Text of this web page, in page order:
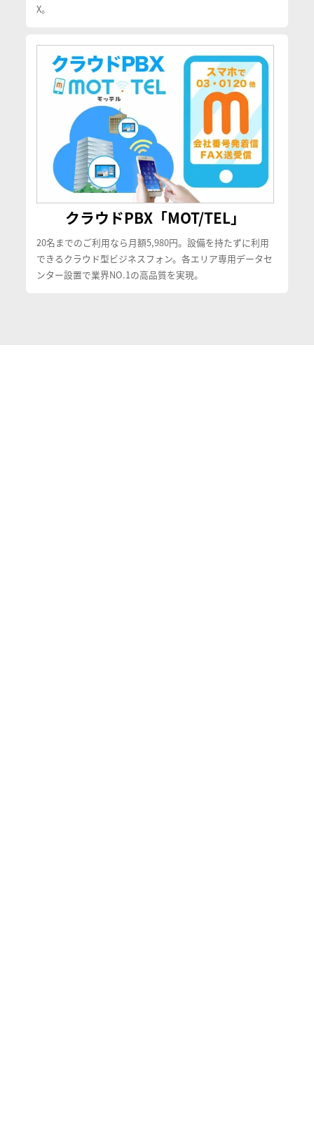
X。
クラウドPBX「MOT/TEL」
20名までのご利用なら月額5,980円。設備を持たずに利用
できるクラウド型ビジネスフォン。各エリア専用データセ
ンター設置で業界NO.1の高品質を実現。